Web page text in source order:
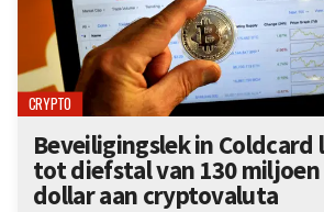
CRYPTO
Beveiligingslek in Coldcard
tot diefstal van 130 miljoen
dollar aan cryptovaluta